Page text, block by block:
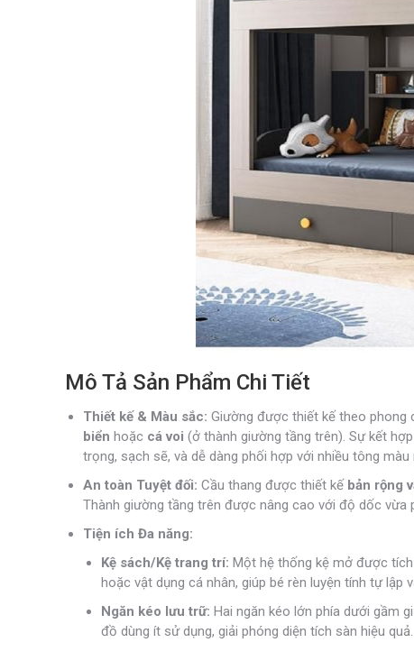
Mô Tả Sản Phẩm Chi Tiết
Thiết kế & Màu sắc: Giường được thiết kế theo phong
biển hoặc cá voi (ở thành giường tầng trên). Sự kết
trọng, sạch sẽ, và dễ dàng phối hợp với nhiều tông màu
An toàn Tuyệt đối: Cầu thang được thiết kế bản rộng
Thành giường tầng trên được nâng cao với độ dốc vừa
Tiện ích Đa năng:
Kệ sách/Kệ trang trí: Một hệ thống kệ mở được
hoặc vật dụng cá nhân, giúp bé rèn luyện tính tự lập
Ngăn kéo lưu trữ: Hai ngăn kéo lớn phía dưới gầm
đồ dùng ít sử dụng, giải phóng diện tích sàn hiệu quả.